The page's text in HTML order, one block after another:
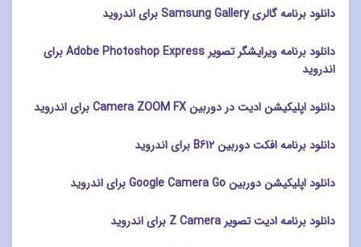
دانلود برنامه گالری Samsung Gallery برای اندروید
دانلود برنامه ویرایشگر تصویر Adobe Photoshop Express برای
اندروید
دانلود اپلیکیشن ادیت در دوربین Camera ZOOM FX برای اندروید
دانلود برنامه افکت دوربین B612 برای اندروید
دانلود اپلیکیشن دوربین Google Camera Go برای اندروید
دانلود برنامه ادیت تصویر Z Camera برای اندروید